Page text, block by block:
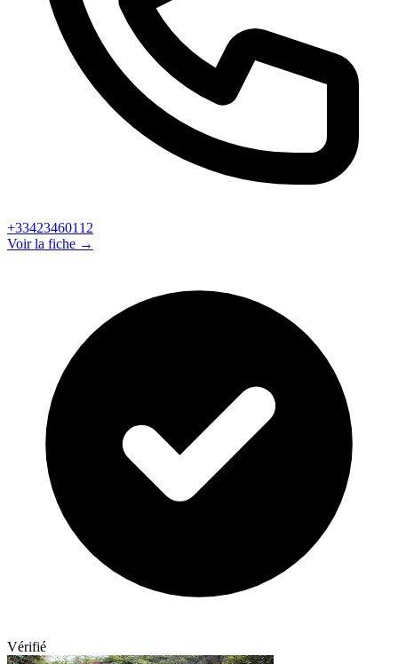
+33423460112
Voir la fiche →
Vérifié